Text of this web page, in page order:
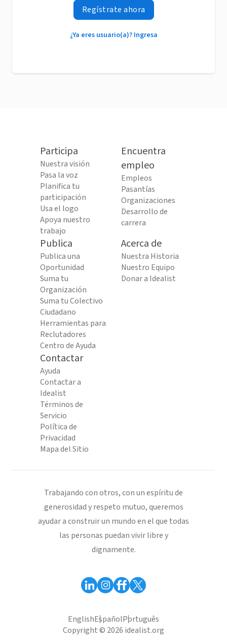
Regístrate ahora
¿Ya eres usuario(a)? Ingresa
Participa
Nuestra visión
Pasa la voz
Planifica tu
participación
Usa el logo
Apoya nuestro
trabajo
Encuentra
empleo
Empleos
Pasantías
Organizaciones
Desarrollo de
carrera
Publica
Publica una
Oportunidad
Suma tu
Organización
Suma tu Colectivo
Ciudadano
Herramientas para
Reclutadores
Centro de Ayuda
Acerca de
Nuestra Historia
Nuestro Equipo
Donar a Idealist
Contactar
Ayuda
Contactar a
Idealist
Términos de
Servicio
Política de
Privacidad
Mapa del Sitio
Trabajando con otros, con un espíritu de
generosidad y respeto mutuo, queremos
ayudar a construir un mundo en el que todas
las personas puedan vivir libre y
dignamente.
EnglishEspañolPortuguês
Copyright © 2026 idealist.org